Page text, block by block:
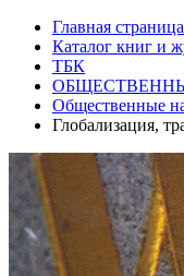
Главная страница
Каталог книг и
ТБК
Общественные
Глобализация,